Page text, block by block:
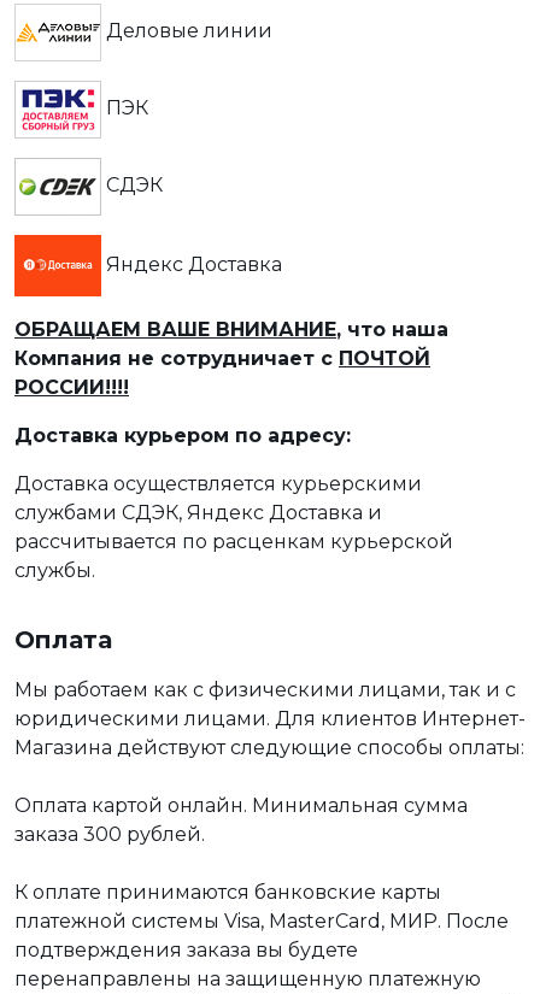
Деловые линии
ПЭК
СДЭК
Яндекс Доставка
ОБРАЩАЕМ ВАШЕ ВНИМАНИЕ, что наша
Компания не сотрудничает с ПОЧТОЙ
РОССИИ!!!!
Доставка курьером по адресу:
Доставка осуществляется курьерскими
службами СДЭК, Яндекс Доставка и
рассчитывается по расценкам курьерской
службы.
Оплата
Мы работаем как с физическими лицами, так и с
юридическими лицами. Для клиентов Интернет-
Магазина действуют следующие способы оплаты:
Оплата картой онлайн. Минимальная сумма
заказа 300 рублей.
К оплате принимаются банковские карты
платежной системы Visa, MasterCard, МИР. После
подтверждения заказа вы будете
перенаправлены на защищенную платежную